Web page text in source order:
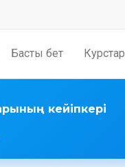
Басты бет Курстар
кейіпкері